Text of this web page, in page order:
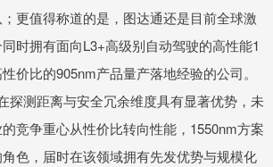
更值得称道的是，图达通还是目前全球激
时拥有面向L3+高级别自动驾驶的高性能1
价比的905nm产品量产落地经验的公司。
探测距离与安全冗余维度具有显著优势，未
竞争重心从性价比转向性能，1550nm方案
色，届时在该领域拥有先发优势与规模化